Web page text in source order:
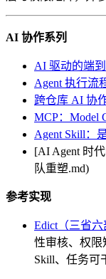
AI 协作系列
AI 驱动的端
Agent 执行流
跨仓库 AI 协
MCP：Model
Agent Skill：
[AI Agent 时
队重塑.md)
参考实现
Edict（三省六
性审核、权限
Skill、任务可